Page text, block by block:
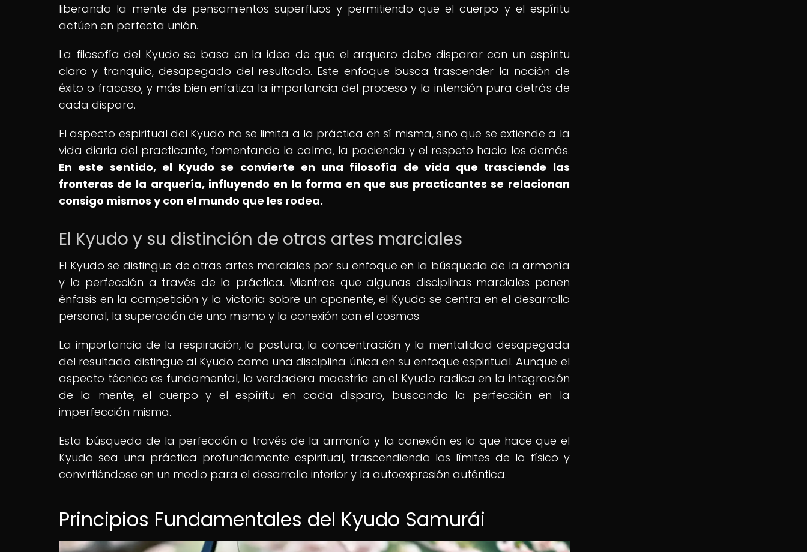
liberando la mente de pensamientos superfluos y permitiendo que el cuerpo y el espíritu
actúen en perfecta unión.
La filosofía del Kyudo se basa en la idea de que el arquero debe disparar con un espíritu
claro y tranquilo, desapegado del resultado. Este enfoque busca trascender la noción de
éxito o fracaso, y más bien enfatiza la importancia del proceso y la intención pura detrás de
cada disparo.
El aspecto espiritual del Kyudo no se limita a la práctica en sí misma, sino que se extiende a la
vida diaria del practicante, fomentando la calma, la paciencia y el respeto hacia los demás.
En este sentido, el Kyudo se convierte en una filosofía de vida que trasciende las
fronteras de la arquería, influyendo en la forma en que sus practicantes se relacionan
consigo mismos y con el mundo que les rodea.
El Kyudo y su distinción de otras artes marciales
El Kyudo se distingue de otras artes marciales por su enfoque en la búsqueda de la armonía
y la perfección a través de la práctica. Mientras que algunas disciplinas marciales ponen
énfasis en la competición y la victoria sobre un oponente, el Kyudo se centra en el desarrollo
personal, la superación de uno mismo y la conexión con el cosmos.
La importancia de la respiración, la postura, la concentración y la mentalidad desapegada
del resultado distingue al Kyudo como una disciplina única en su enfoque espiritual. Aunque el
aspecto técnico es fundamental, la verdadera maestría en el Kyudo radica en la integración
de la mente, el cuerpo y el espíritu en cada disparo, buscando la perfección en la
imperfección misma.
Esta búsqueda de la perfección a través de la armonía y la conexión es lo que hace que el
Kyudo sea una práctica profundamente espiritual, trascendiendo los límites de lo físico y
convirtiéndose en un medio para el desarrollo interior y la autoexpresión auténtica.
Principios Fundamentales del Kyudo Samurái